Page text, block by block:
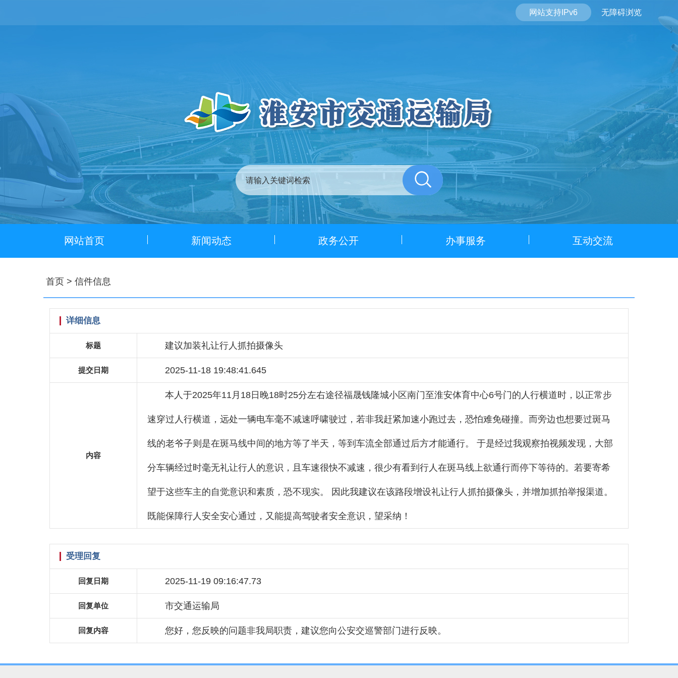
无障碍浏览
网站支持IPv6
网站首页 新闻动态 政务公开 办事服务 互动交流
首页 > 信件信息
详细信息
标题 建议加装礼让行人抓拍摄像头
提交日期 2025-11-18 19:48:41.645
内容
本人于2025年11月18日晚18时25分左右途径福晟钱隆城小区南门至淮安体育中心6号门的人行横道时，以正常步
速穿过人行横道，远处一辆电车毫不减速呼啸驶过，若非我赶紧加速小跑过去，恐怕难免碰撞。而旁边也想要过斑马
线的老爷子则是在斑马线中间的地方等了半天，等到车流全部通过后方才能通行。 于是经过我观察拍视频发现，大部
分车辆经过时毫无礼让行人的意识，且车速很快不减速，很少有看到行人在斑马线上欲通行而停下等待的。若要寄希
望于这些车主的自觉意识和素质，恐不现实。 因此我建议在该路段增设礼让行人抓拍摄像头，并增加抓拍举报渠道。
既能保障行人安全安心通过，又能提高驾驶者安全意识，望采纳！
受理回复
回复日期 2025-11-19 09:16:47.73
回复单位 市交通运输局
回复内容 您好，您反映的问题非我局职责，建议您向公安交巡警部门进行反映。